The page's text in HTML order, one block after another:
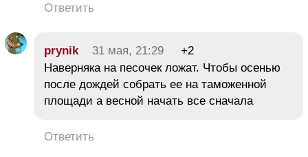
Ответить
prynik 31 мая, 21:29
+2
Наверняка на песочек ложат. Чтобы осенью
после дождей собрать ее на таможенной
площади а весной начать все сначала
Ответить